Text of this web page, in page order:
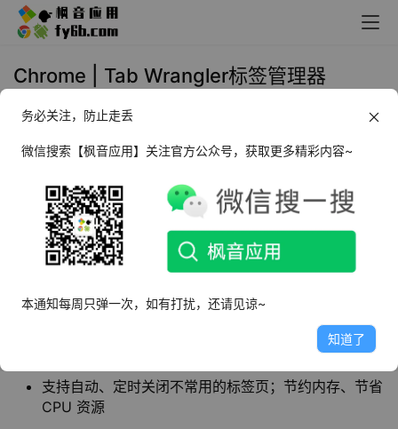
Chrome | Tab Wrangler标签管理器
2022年10月6日 13:29 功能插件
Tab Wrangler
是一款够帮助用户对浏览器中的标
签页进行自动关闭，在节省内存的同时，提高浏
览器的运行速度的插件。
自动关闭不常用的标签页，并允许轻松还原找回
支持自动、定时关闭不常用的标签页；节约内存、节省
CPU 资源
务必关注，防止走丢
微信搜索【枫音应用】关注官方公众号，获取更多精彩内容~
本通知每周只弹一次，如有打扰，还请见谅~
知道了